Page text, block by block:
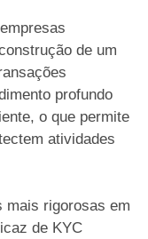
de um
profundo
o que permite
atividades
mais rigorosas em
de KYC